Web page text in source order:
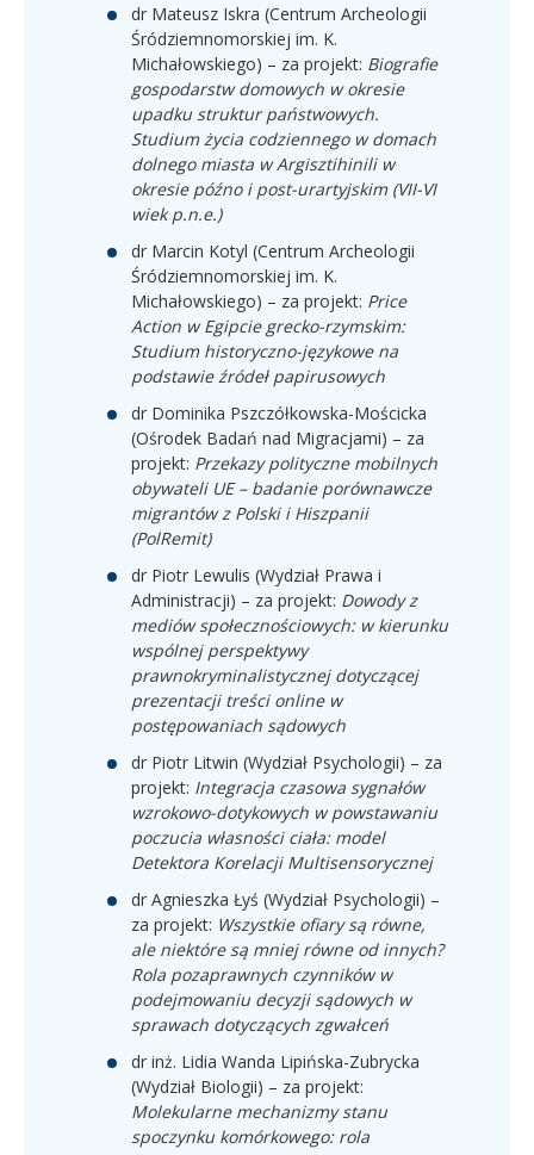
dr Mateusz Iskra (Centrum Archeologii
Śródziemnomorskiej im. K.
Michałowskiego) – za projekt: Biografie
gospodarstw domowych w okresie
upadku struktur państwowych.
Studium życia codziennego w domach
dolnego miasta w Argisztihinili w
okresie późno i post-urartyjskim (VII-VI
wiek p.n.e.)
dr Marcin Kotyl (Centrum Archeologii
Śródziemnomorskiej im. K.
Michałowskiego) – za projekt: Price
Action w Egipcie grecko-rzymskim:
Studium historyczno-językowe na
podstawie źródeł papirusowych
dr Dominika Pszczółkowska-Mościcka
(Ośrodek Badań nad Migracjami) – za
projekt: Przekazy polityczne mobilnych
obywateli UE – badanie porównawcze
migrantów z Polski i Hiszpanii
(PolRemit)
dr Piotr Lewulis (Wydział Prawa i
Administracji) – za projekt: Dowody z
mediów społecznościowych: w kierunku
wspólnej perspektywy
prawnokryminalistycznej dotyczącej
prezentacji treści online w
postępowaniach sądowych
dr Piotr Litwin (Wydział Psychologii) – za
projekt: Integracja czasowa sygnałów
wzrokowo-dotykowych w powstawaniu
poczucia własności ciała: model
Detektora Korelacji Multisensorycznej
dr Agnieszka Łyś (Wydział Psychologii) –
za projekt: Wszystkie ofiary są równe,
ale niektóre są mniej równe od innych?
Rola pozaprawnych czynników w
podejmowaniu decyzji sądowych w
sprawach dotyczących zgwałceń
dr inż. Lidia Wanda Lipińska-Zubrycka
(Wydział Biologii) – za projekt:
Molekularne mechanizmy stanu
spoczynku komórkowego: rola